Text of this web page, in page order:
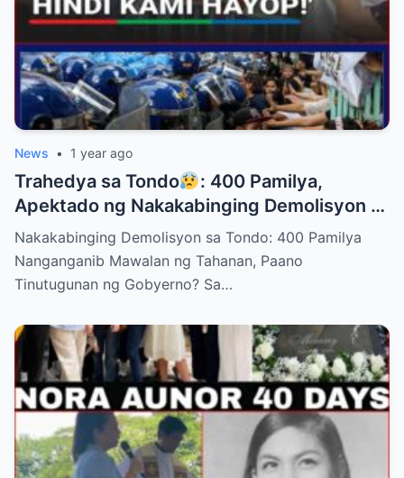
News • 1 year ago
Trahedya sa Tondo
: 400 Pamilya,
Apektado ng Nakakabinging Demolisyon —
Paano Sila Makakatakas?
Nakakabinging Demolisyon sa Tondo: 400 Pamilya
Nanganganib Mawalan ng Tahanan, Paano
Tinutugunan ng Gobyerno? Sa…